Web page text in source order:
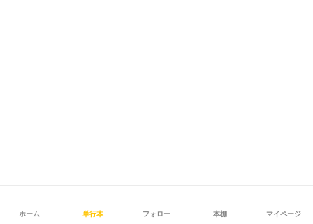
ホーム 単行本 フォロー 本棚 マイページ